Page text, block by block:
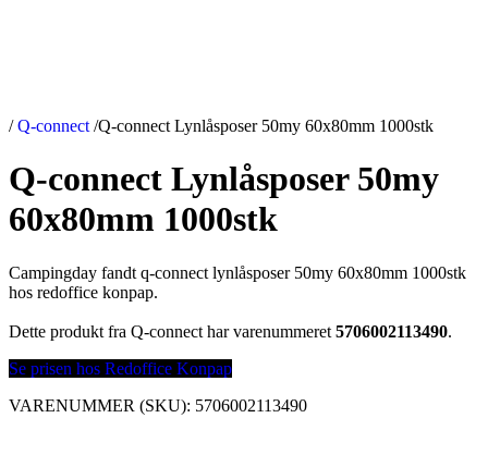
/ Q-connect /Q-connect Lynlåsposer 50my 60x80mm 1000stk
Q-connect Lynlåsposer 50my
60x80mm 1000stk
Campingday fandt q-connect lynlåsposer 50my 60x80mm 1000stk
hos redoffice konpap.
Dette produkt fra Q-connect har varenummeret 5706002113490.
Se prisen hos Redoffice Konpap
VARENUMMER (SKU): 5706002113490